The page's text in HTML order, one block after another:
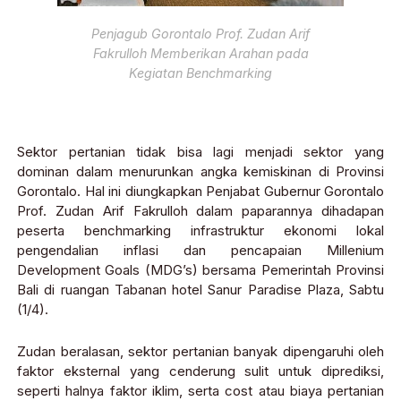
Penjagub Gorontalo Prof. Zudan Arif
Fakrulloh Memberikan Arahan pada
Kegiatan Benchmarking
Sektor pertanian tidak bisa lagi menjadi sektor yang
dominan dalam menurunkan angka kemiskinan di Provinsi
Gorontalo. Hal ini diungkapkan Penjabat Gubernur Gorontalo
Prof. Zudan Arif Fakrulloh dalam paparannya dihadapan
peserta benchmarking infrastruktur ekonomi lokal
pengendalian inflasi dan pencapaian Millenium
Development Goals (MDG’s) bersama Pemerintah Provinsi
Bali di ruangan Tabanan hotel Sanur Paradise Plaza, Sabtu
(1/4).
Zudan beralasan, sektor pertanian banyak dipengaruhi oleh
faktor eksternal yang cenderung sulit untuk diprediksi,
seperti halnya faktor iklim, serta cost atau biaya pertanian